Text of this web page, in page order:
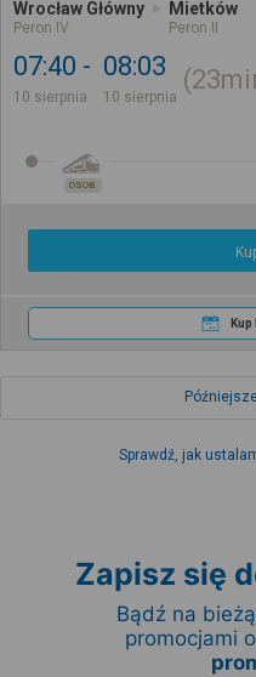
Wrocław Główny
Peron IV
Mietków
Peron II
07:40
10 sierpnia
08:03
10 sierpnia
OSOB.
Sprawdź, jak
Zapisz się
Bądź na
promocjami